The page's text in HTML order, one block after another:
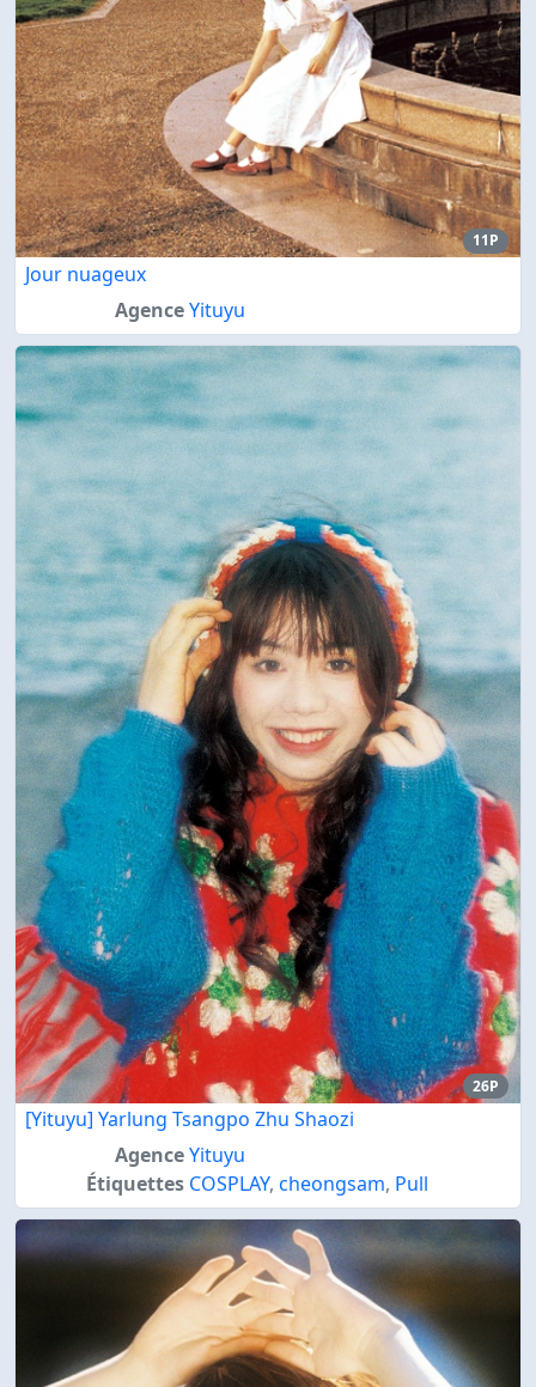
11P
Jour nuageux
AgenceYituyu
26P
[Yituyu] Yarlung Tsangpo Zhu Shaozi
AgenceYituyu
Étiquettes COSPLAY, cheongsam, Pull